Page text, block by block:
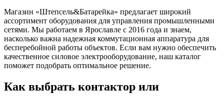
Магазин «Штепсель&Батарейка» предлагает широкий
ассортимент оборудования для управления промышленными
сетями. Мы работаем в Ярославле с 2016 года и знаем,
насколько важна надежная коммутационная аппаратура для
бесперебойной работы объектов. Если вам нужно обеспечить
качественное силовое электрооборудование, наш каталог
поможет подобрать оптимальное решение.
Как выбрать контактор или